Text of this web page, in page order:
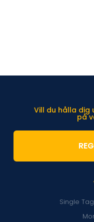
Single
Vill du hålla dig
på